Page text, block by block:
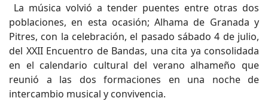
La música volvió a tender puentes entre otras dos
poblaciones, en esta ocasión; Alhama de Granada y
Pitres, con la celebración, el pasado sábado 4 de julio,
del XXII Encuentro de Bandas, una cita ya consolidada
en el calendario cultural del verano alhameño que
reunió a las dos formaciones en una noche de
intercambio musical y convivencia.